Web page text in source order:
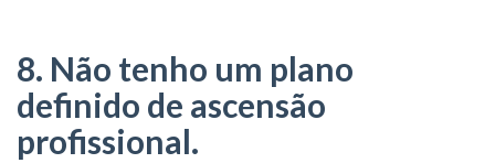
8. Não tenho um plano
definido de ascensão
profissional.